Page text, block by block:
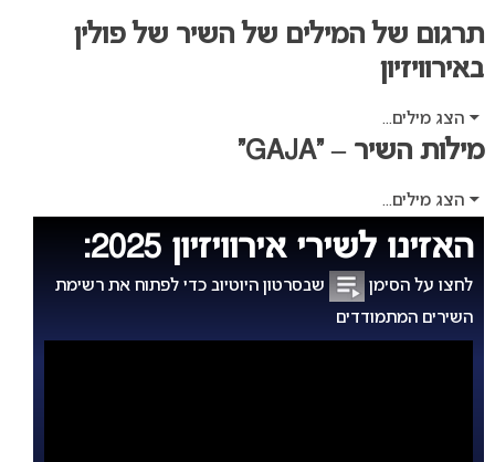
תרגום של המילים של השיר של פולין
באירוויזיון
הצג מילים...
מילות השיר – “GAJA”
הצג מילים...
האזינו לשירי אירוויזיון 2025:
לחצו על הסימן
שבסרטון היוטיוב כדי לפתוח את רשימת
השירים המתמודדים